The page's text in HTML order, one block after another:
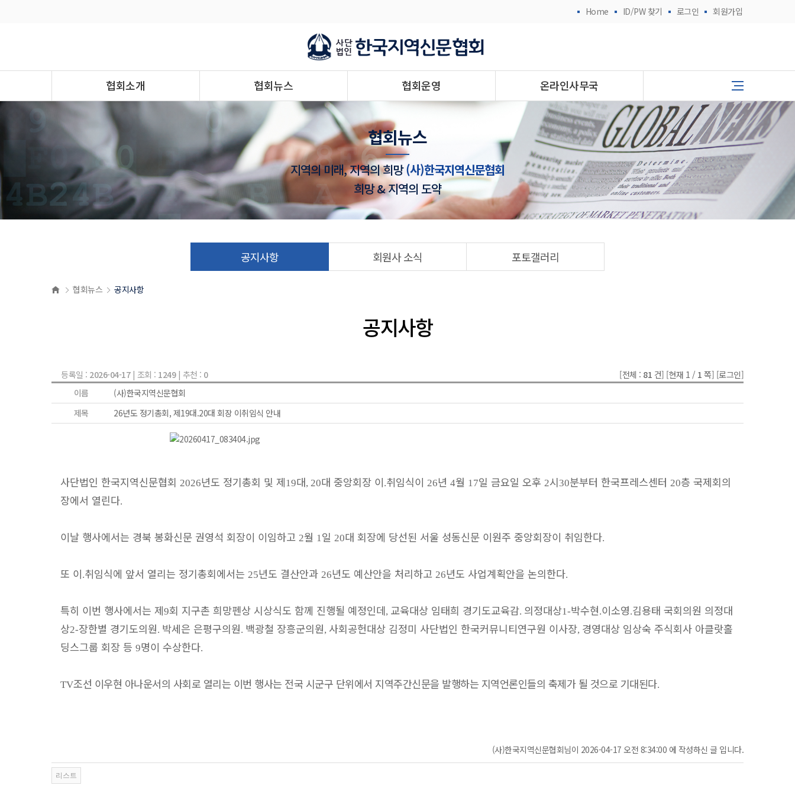
Home ID/PW 찾기 로그인 회원가입
협회소개 협회뉴스 협회운영 온라인사무국
협회뉴스
지역의 미래, 지역의 희망(사)한국지역신문협회
희망 & 지역의 도약
공지사항 회원사 소식 포토갤러리
협회뉴스 공지사항
공지사항
등록일 : 2026-04-17| 조회 : 1249| 추천 : 0 [전체 : 81 건] [현재 1 / 1 쪽] [로그인]
이름
(사)한국지역신문협회
제목
26년도 정기총회, 제19대.20대 회장 이취임식 안내
사단법인 한국지역신문협회 2026년도 정기총회 및 제19대, 20대 중앙회장 이.취임식이 26년 4월 17일 금요일 오후 2시30분부터 한국프레스센터 20층 국제회의
장에서 열린다.
이날 행사에서는 경북 봉화신문 권영석 회장이 이임하고 2월 1일 20대 회장에 당선된 서울 성동신문 이원주 중앙회장이 취임한다.
또 이.취임식에 앞서 열리는 정기총회에서는 25년도 결산안과 26년도 예산안을 처리하고 26년도 사업계획안을 논의한다.
특히 이번 행사에서는 제9회 지구촌 희망펜상 시상식도 함께 진행될 예정인데, 교육대상 임태희 경기도교육감. 의정대상1-박수현.이소영.김용태 국회의원 의정대
상2-장한별 경기도의원. 박세은 은평구의원. 백광철 장흥군의원, 사회공헌대상 김정미 사단법인 한국커뮤니티연구원 이사장, 경영대상 임상숙 주식회사 아클랏홀
딩스그룹 회장 등 9명이 수상한다.
TV조선 이우현 아나운서의 사회로 열리는 이번 행사는 전국 시군구 단위에서 지역주간신문을 발행하는 지역언론인들의 축제가 될 것으로 기대된다.
(사)한국지역신문협회님이 2026-04-17 오전 8:34:00 에 작성하신 글 입니다.